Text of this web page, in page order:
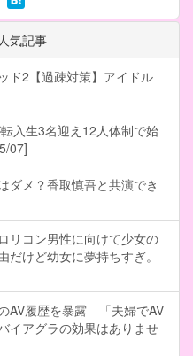
気記事
ド2【過疎対策】アイドル
入生3名迎え12人体制で始
07]
ダメ？香取慎吾と共演でき
リコン男性に向けて少女の
けど幼女に夢持ちすぎ。
AV履歴を暴露 「夫婦でAV
イアグラの効果はありませ